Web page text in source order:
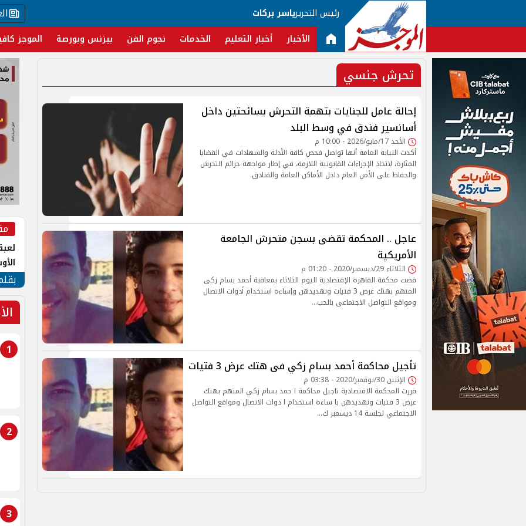
رئيس التحريرياسر بركات
الأخبار أخبار التعليم الخدمات نجوم الفن بيزنس وبورصة الموجز
تحرش جنسي
إحالة عامل للجنايات بتهمة التحرش بسائحتين داخل
أسانسير فندق في وسط البلد
الأحد 17/مايو/2026 - 10:00 م
أكدت النيابة العامة أنها تواصل فحص كافة الأدلة والشهادات في القضايا
المثارة، لاتخاذ الإجراءات القانونية اللازمة، في إطار مواجهة جرائم التحرش
والحفاظ على الأمن العام داخل الأماكن العامة والفنادق.
عاجل .. المحكمة تقضى بسجن متحرش الجامعة
الأمريكية
الثلاثاء 29/ديسمبر/2020 - 01:20 م
قضت محكمة القاهرة الإقتصادية اليوم الثلاثاء بمعاقبة أحمد بسام زكى
المتهم بهتك عرض 3 فتيات وتهديدهن وإساءة استخدام أدوات الاتصال
ومواقع التواصل الاجتماعى بالحب…
تأجيل محاكمة أحمد بسام زكي فى هتك عرض 3 فتيات
الإثنين 30/نوفمبر/2020 - 03:38 م
قررت المحكمة الاقتصادية تاجيل محاكمة ا حمد بسام زكي المتهم بهتك
عرض 3 فتيات وتهديدهن با ساءة استخدام ا دوات الاتصال ومواقع التواصل
الاجتماعي لجلسة 14 ديسمبر ك…
1
2
3